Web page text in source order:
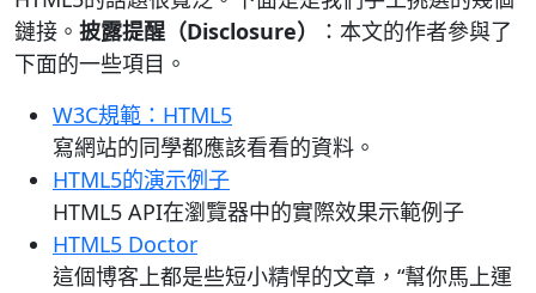
鏈接。 披露提醒（Disclosure）
：本文的作者參與了
下面的一些項目。
W3C規範：HTML5
寫網站的同學都應該看看的資料。
HTML5的演示例子
HTML5 API在瀏覽器中的實際效果示範例子
HTML5 Doctor
這個博客上都是些短小精悍的文章，“幫你馬上運